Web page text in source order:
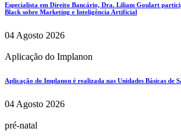
Especialista em Direito Bancário, Dra. Liliam Goulart
Black sobre Marketing e Inteligência Artificial
04 Agosto 2026
Aplicação do Implanon
Aplicação do Implanon é realizada nas Unidades Básicas de
04 Agosto 2026
pré-natal